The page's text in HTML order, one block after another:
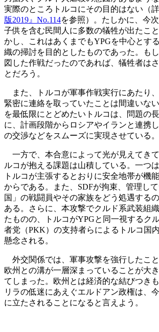
実際のところトルコにその目的はない（
版2019』No.114を参照）。たしかに、今
子供を含む民間人に多数の犠牲が出たこ
かし、これはあくまでもYPGを中心とす
織の掃討を目的としたものであった。も
図した作戦だったのであれば、犠牲者は
とだろう。
また、トルコが軍事作戦実行にあたり
緊密に連絡を取っていたことは間違いな
を最低限にとどめたいトルコは、問題の
に、計画段階からロシアやイランと連携
の交渉などをスムーズに実現させている。
一方で、本合意によって光が見えてき
ルコが抱える課題は山積している。一つ
トルコが主張するとおりに安全地帯が機
からである。また、SDFが拘束、管理し
国」の戦闘員やその家族をどう処遇する
ある。さらに、本攻撃でクルド系武装組
たものの、トルコがYPGと同一視するク
者党（PKK）の支持者らによるトルコ国
懸念される。
外交関係では、軍事攻撃を強行したこ
欧州との溝が一層深まっていることが大
てしまった。欧州とは経済的な結びつき
リラの低迷にあえぐエルドアン政権は、
に立たされることになると言えよう。